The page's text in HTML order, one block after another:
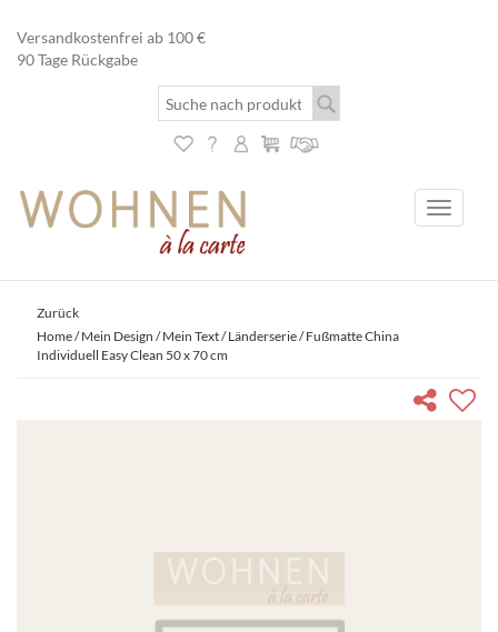
Versandkostenfrei ab 100 €
90 Tage Rückgabe
Toggle
Zurück
Home/Mein Design / Mein Text/Länderserie/ Fußmatte China
Individuell Easy Clean 50 x 70 cm